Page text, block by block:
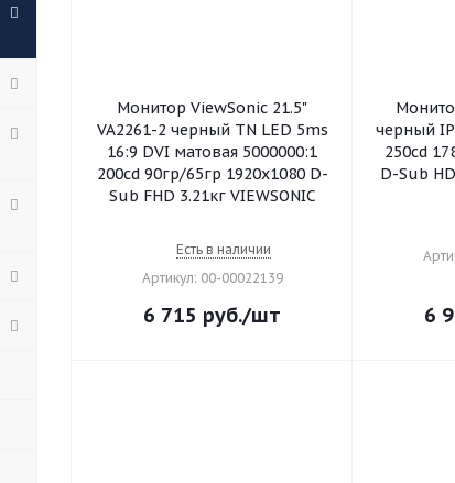
Монитор ViewSonic 21.5"
VA2261-2 черный TN LED 5ms
16:9 DVI матовая 5000000:1
200cd 90гр/65гр 1920x1080 D-
Sub FHD 3.21кг VIEWSONIC
Есть в наличии
Артикул: 00-00022139
6 715 руб./шт
черный
250cd
D-Sub
6